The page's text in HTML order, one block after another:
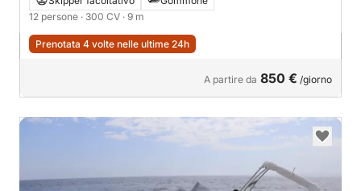
12 persone · 300 CV · 9 m
Prenotata 4 volte nelle ultime 24h
A partire da 850 € /giorno